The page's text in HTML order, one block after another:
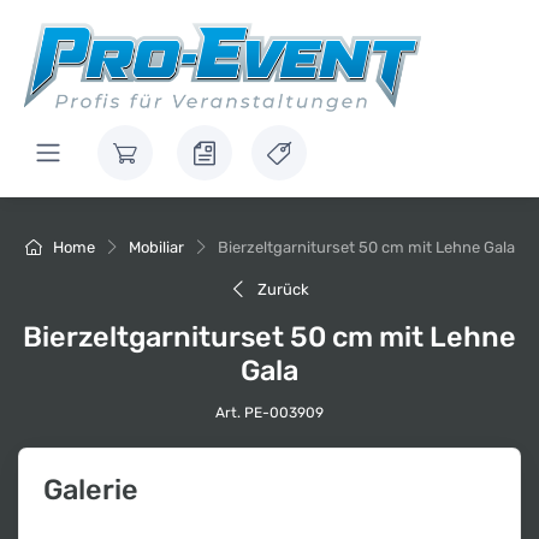
Home Mobiliar Bierzeltgarniturset 50 cm mit Lehne Gala
Zurück
Bierzeltgarniturset 50 cm mit Lehne
Gala
Art. PE-003909
Galerie